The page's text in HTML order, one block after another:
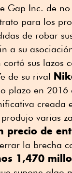
Gap Inc. de
para los
de robar
a su
sus lazos
de su rival
plazo en 2016
creada
varias
precio de
la brecha
1,470